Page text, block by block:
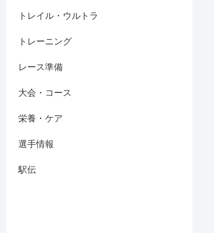
トレイル・ウルトラ
トレーニング
レース準備
大会・コース
栄養・ケア
選手情報
駅伝